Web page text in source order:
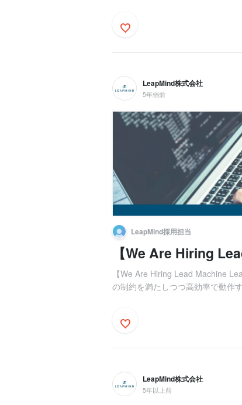
LeapMind株式会社
5年弱前
LeapMind採用担当
【We Are Hiring
【We Are Hiring Lead Machine
の制約を満たしつつ高効率で動作
LeapMind株式会社
5年以上前